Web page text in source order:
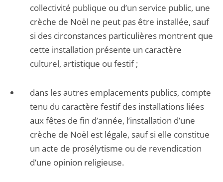
collectivité publique ou d’un service public, une
crèche de Noël ne peut pas être installée, sauf
si des circonstances particulières montrent que
cette installation présente un caractère
culturel, artistique ou festif ;
dans les autres emplacements publics, compte
tenu du caractère festif des installations liées
aux fêtes de fin d’année, l’installation d’une
crèche de Noël est légale, sauf si elle constitue
un acte de prosélytisme ou de revendication
d’une opinion religieuse.